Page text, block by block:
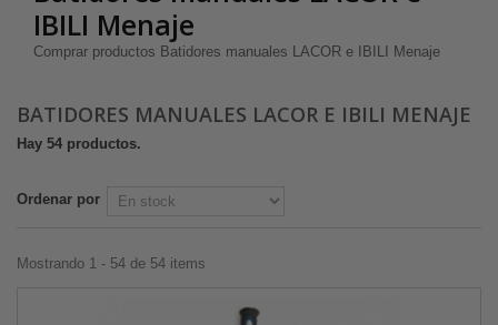
IBILI Menaje
Comprar productos Batidores manuales LACOR e IBILI Menaje
BATIDORES MANUALES LACOR E IBILI MENAJE
Hay 54 productos.
Ordenar por
Mostrando 1 - 54 de 54 items